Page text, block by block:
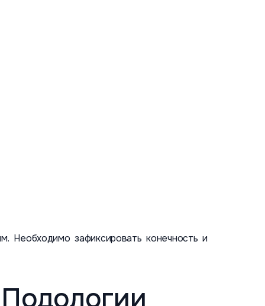
Необходимо зафиксировать конечность и